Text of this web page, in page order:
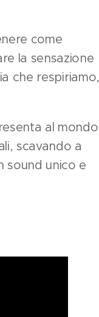
come
la sensazione
che respiriamo,
al mondo
scavando a
sound unico e